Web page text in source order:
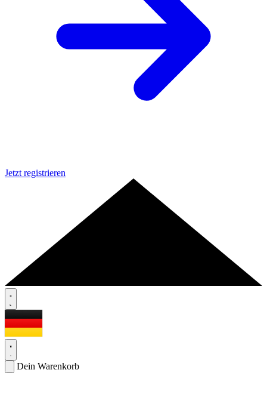
Jetzt registrieren
Dein Warenkorb